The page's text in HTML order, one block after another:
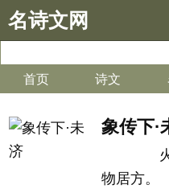
名诗文网
首页 诗文
象传下·
火在水
物居方。